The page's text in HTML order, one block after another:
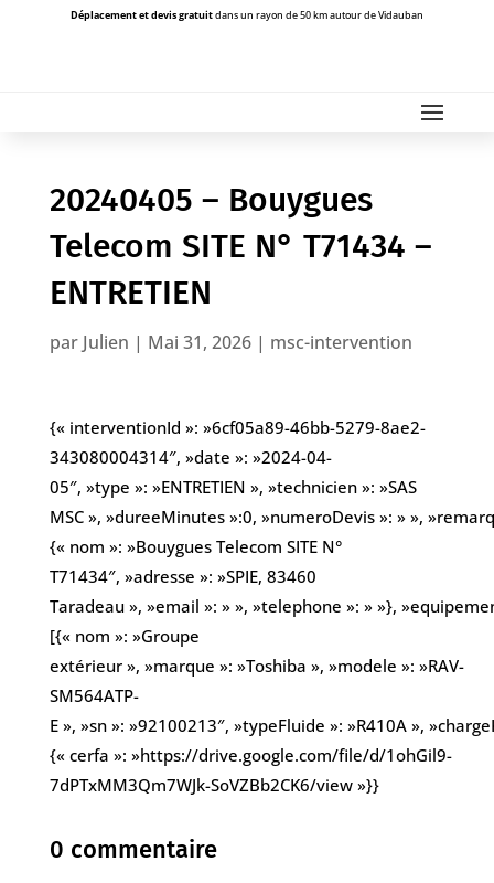
Déplacement et devis gratuitdans un rayon de 50 km autour de Vidauban
20240405 – Bouygues
Telecom SITE N° T71434 –
ENTRETIEN
par Julien | Mai 31, 2026| msc-intervention
{« interventionId »: »6cf05a89-46bb-5279-8ae2-
343080004314″, »date »: »2024-04-
05″, »type »: »ENTRETIEN », »technicien »: »SAS
MSC », »dureeMinutes »:0, »numeroDevis »: » »,
{« nom »: »Bouygues Telecom SITE N°
T71434″, »adresse »: »SPIE, 83460
Taradeau », »email »: » », »telephone »: » »},
[{« nom »: »Groupe
extérieur », »marque »: »Toshiba », »modele »: »RAV-
SM564ATP-
E », »sn »: »92100213″, »typeFluide »: »R410A »,
{« cerfa »: »https://drive.google.com/file/d/1ohGil9-
7dPTxMM3Qm7WJk-SoVZBb2CK6/view »}}
0 commentaire